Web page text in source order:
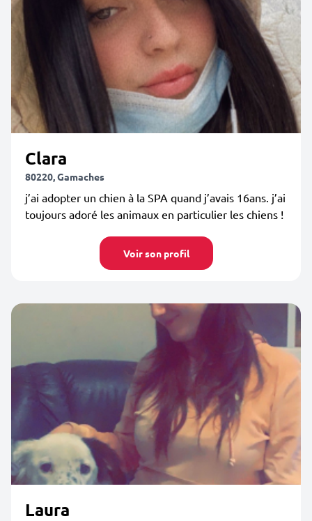
Clara
80220, Gamaches
j’ai adopter un chien à la SPA quand j’avais 16ans. j’ai
toujours adoré les animaux en particulier les chiens !
Voir son profil
Laura